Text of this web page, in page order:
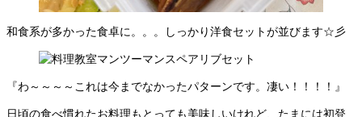
和食系が多かった食卓に。。。しっかり洋食セットが並びます☆彡
『わ～～～～これは今までなかったパターンです。凄い！！！！』
日頃の食べ慣れたお料理もとっても美味しいけれど、たまには初登